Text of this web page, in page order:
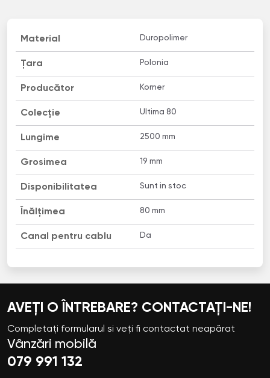
Material Duropolimer
Țara Polonia
Producător Korner
Colecție Ultima 80
Lungime 2500 mm
Grosimea 19 mm
Disponibilitatea Sunt in stoc
Înălțimea 80 mm
Canal pentru cablu Da
AVEȚI O ÎNTREBARE? CONTACTAȚI-NE!
Completați formularul si veți fi contactat neapărat
Vânzări mobilă
079 991 132